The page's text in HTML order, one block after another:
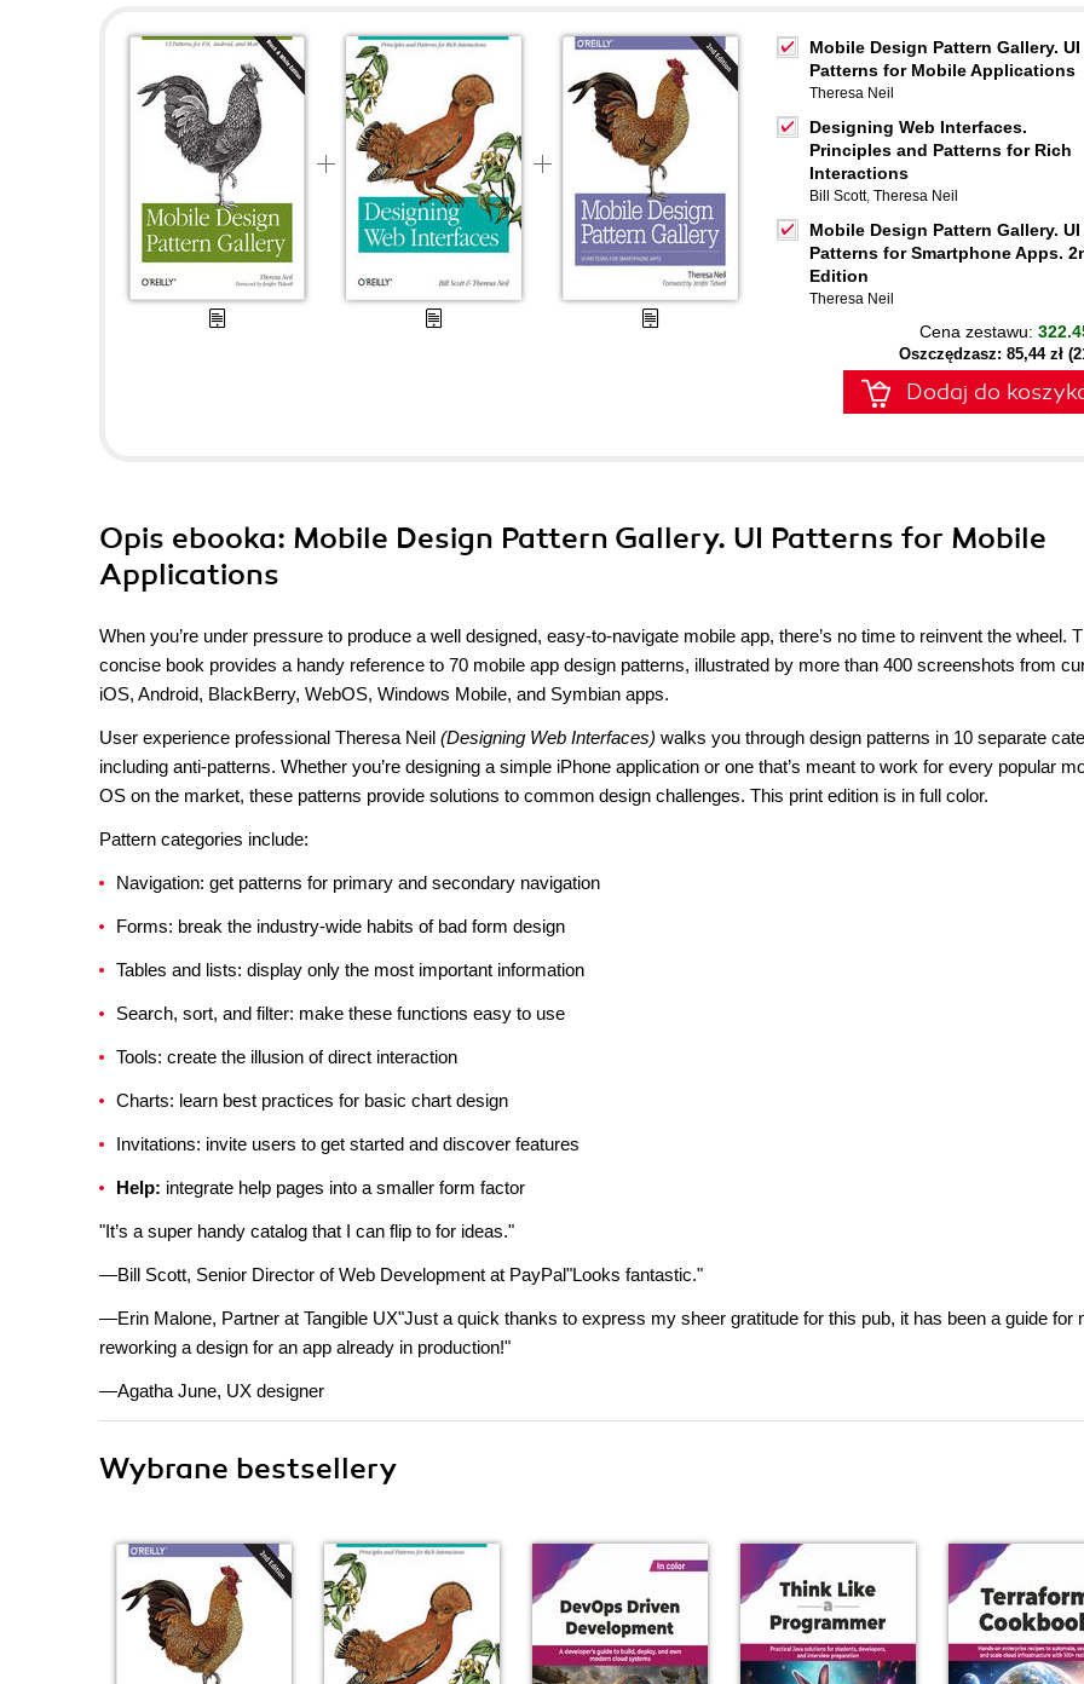
Mobile Design Pattern Gallery. UI
Patterns for Mobile Applications
Theresa Neil
Designing Web Interfaces.
Principles and Patterns for Rich
Interactions
Bill Scott, Theresa Neil
Mobile Design Pattern Gallery. UI
Patterns for Smartphone Apps.
Edition
Theresa Neil
Cena zestawu:
Oszczędzasz: 85,44 zł
Dodaj do
Opis ebooka: Mobile Design Pattern Gallery. UI Patterns for Mobile
Applications
When you’re under pressure to produce a well designed, easy-to-navigate mobile app, there’s no time to reinvent the wheel.
concise book provides a handy reference to 70 mobile app design patterns, illustrated by more than 400 screenshots from
iOS, Android, BlackBerry, WebOS, Windows Mobile, and Symbian apps.
User experience professional Theresa Neil (Designing Web Interfaces) walks you through design patterns in 10 separate
including anti-patterns. Whether you’re designing a simple iPhone application or one that’s meant to work for every popular
OS on the market, these patterns provide solutions to common design challenges. This print edition is in full color.
Pattern categories include:
Navigation: get patterns for primary and secondary navigation
Forms: break the industry-wide habits of bad form design
Tables and lists: display only the most important information
Search, sort, and filter: make these functions easy to use
Tools: create the illusion of direct interaction
Charts: learn best practices for basic chart design
Invitations: invite users to get started and discover features
Help: integrate help pages into a smaller form factor
"It’s a super handy catalog that I can flip to for ideas."
—Bill Scott, Senior Director of Web Development at PayPal"Looks fantastic."
—Erin Malone, Partner at Tangible UX"Just a quick thanks to express my sheer gratitude for this pub, it has been a guide for
reworking a design for an app already in production!"
—Agatha June, UX designer
Wybrane bestsellery